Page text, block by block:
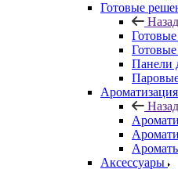
Готовые
Назад
Панели
Ароматизация
Назад
Аксессуары